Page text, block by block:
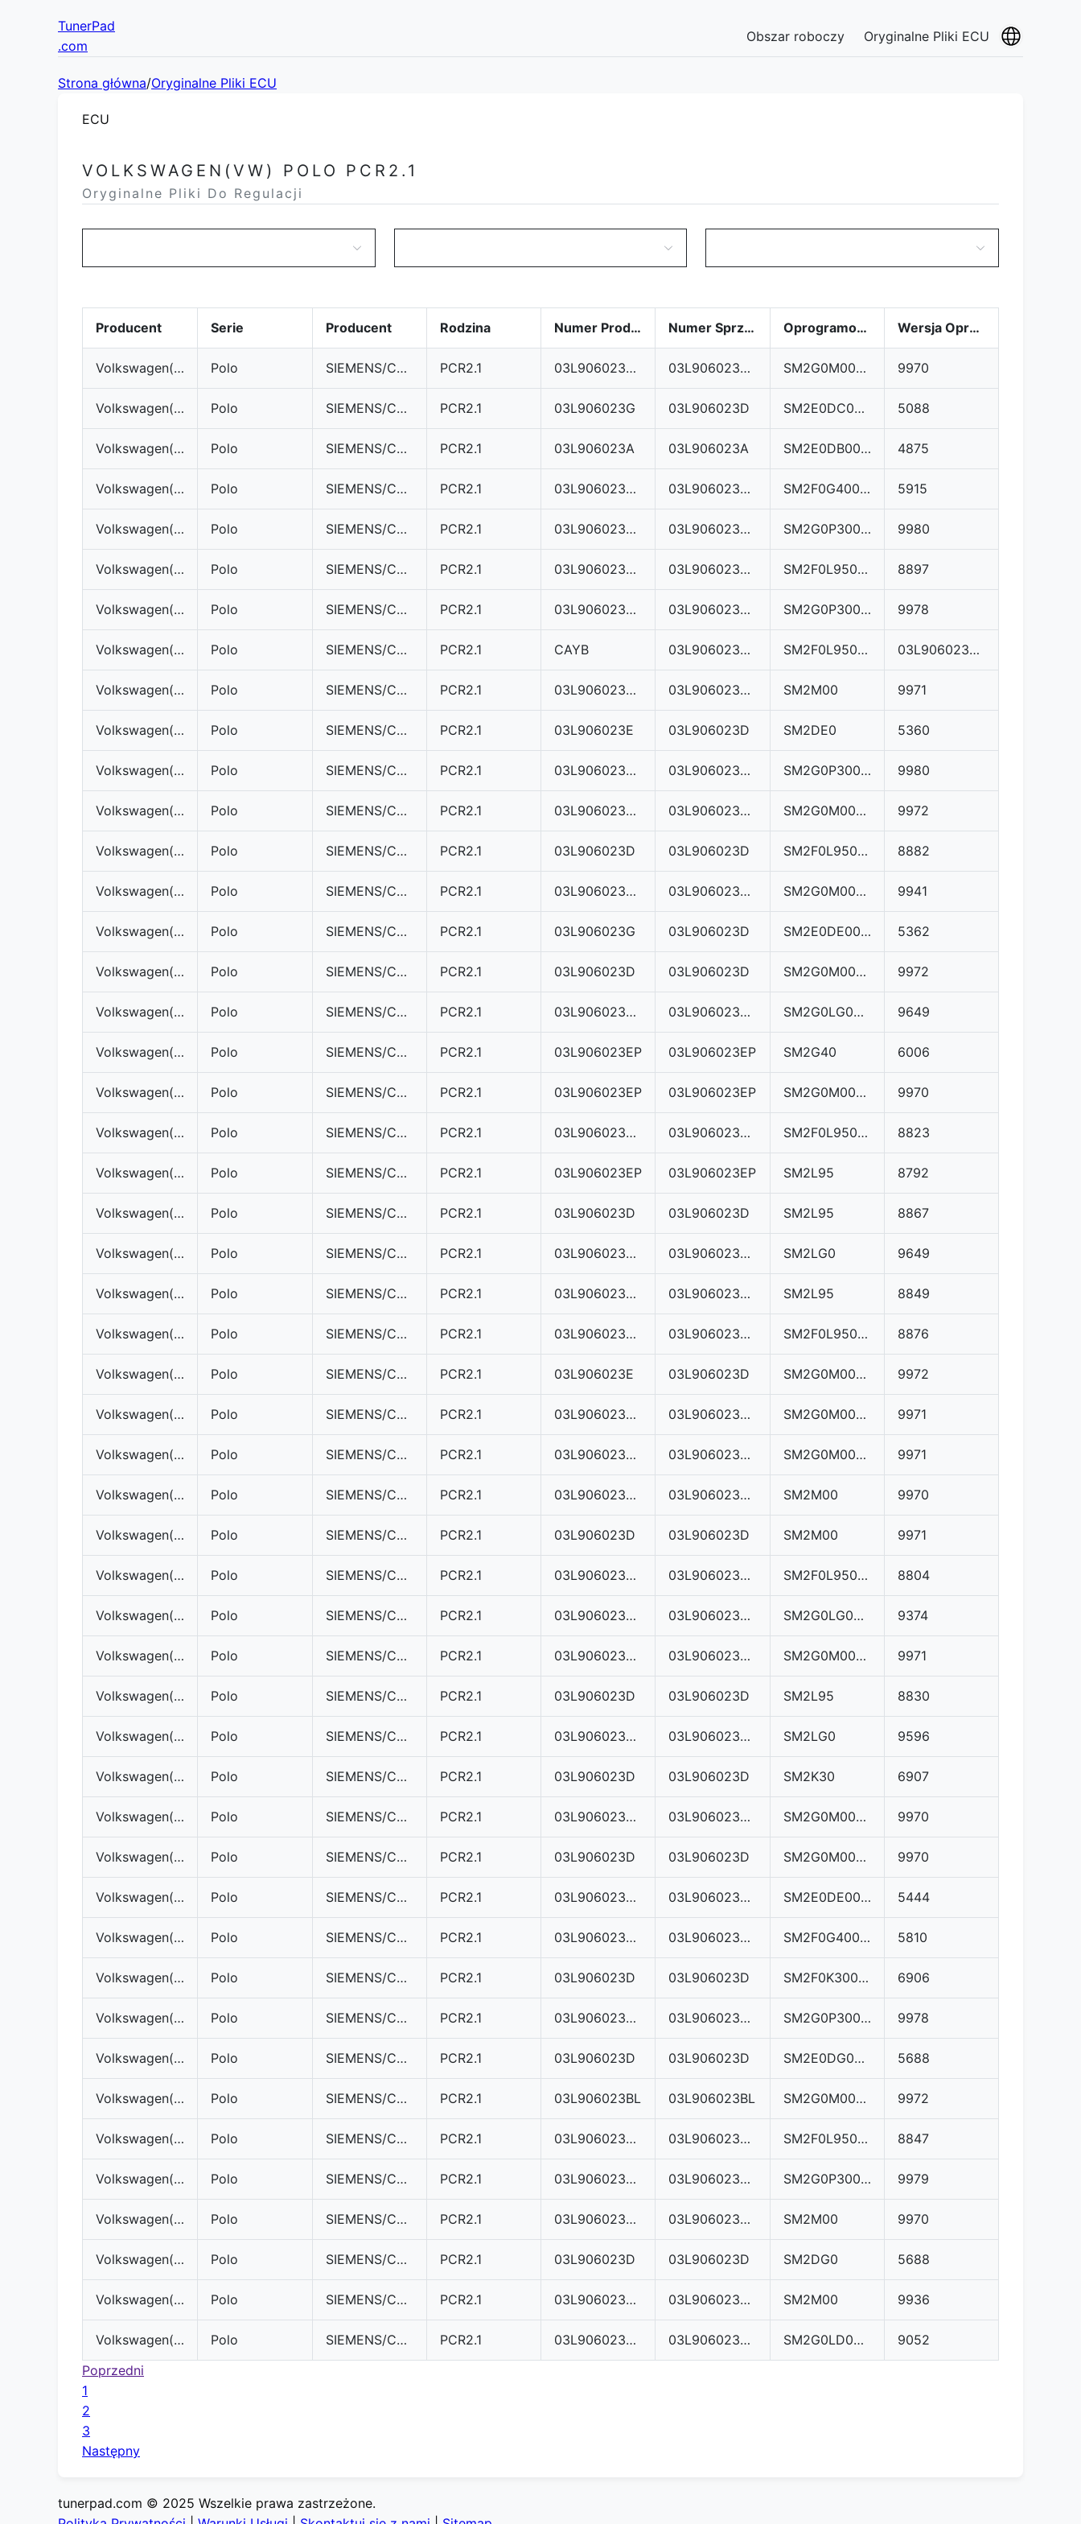
TunerPad
.com
Obszar roboczy Oryginalne Pliki ECU
Strona główna/Oryginalne Pliki ECU
ECU
VOLKSWAGEN(VW) POLO PCR2.1
Oryginalne Pliki Do Regulacji
Producent Serie Producent Rodzina Numer Produktu Numer Sprzętu Oprogramowanie Wersja Oprogramowania
Volkswagen(VW) Polo SIEMENS/CONTINENTAL PCR2.1 03L906023ME 03L906023ME SM2G0M0000000 9970
Volkswagen(VW) Polo SIEMENS/CONTINENTAL PCR2.1 03L906023G 03L906023D SM2E0DC000000 5088
Volkswagen(VW) Polo SIEMENS/CONTINENTAL PCR2.1 03L906023A 03L906023A SM2E0DB000000 4875
Volkswagen(VW) Polo SIEMENS/CONTINENTAL PCR2.1 03L906023DQ 03L906023DQ SM2F0G4000000 5915
Volkswagen(VW) Polo SIEMENS/CONTINENTAL PCR2.1 03L906023MG 03L906023MG SM2G0P3000000 9980
Volkswagen(VW) Polo SIEMENS/CONTINENTAL PCR2.1 03L906023FC 03L906023FC SM2F0L9500000 8897
Volkswagen(VW) Polo SIEMENS/CONTINENTAL PCR2.1 03L906023KD 03L906023KD SM2G0P3000000 9978
Volkswagen(VW) Polo SIEMENS/CONTINENTAL PCR2.1 CAYB 03L906023MG SM2F0L9500000 03L906023MG 8847
Volkswagen(VW) Polo SIEMENS/CONTINENTAL PCR2.1 03L906023AH 03L906023AH SM2M00 9971
Volkswagen(VW) Polo SIEMENS/CONTINENTAL PCR2.1 03L906023E 03L906023D SM2DE0 5360
Volkswagen(VW) Polo SIEMENS/CONTINENTAL PCR2.1 03L906023AH 03L906023AH SM2G0P3000000 9980
Volkswagen(VW) Polo SIEMENS/CONTINENTAL PCR2.1 03L906023KM 03L906023KM SM2G0M0000000 9972
Volkswagen(VW) Polo SIEMENS/CONTINENTAL PCR2.1 03L906023D 03L906023D SM2F0L9500000 8882
Volkswagen(VW) Polo SIEMENS/CONTINENTAL PCR2.1 03L906023MC 03L906023MC SM2G0M0000000 9941
Volkswagen(VW) Polo SIEMENS/CONTINENTAL PCR2.1 03L906023G 03L906023D SM2E0DE000000 5362
Volkswagen(VW) Polo SIEMENS/CONTINENTAL PCR2.1 03L906023D 03L906023D SM2G0M0000000 9972
Volkswagen(VW) Polo SIEMENS/CONTINENTAL PCR2.1 03L906023MA 03L906023MA SM2G0LG000000 9649
Volkswagen(VW) Polo SIEMENS/CONTINENTAL PCR2.1 03L906023EP 03L906023EP SM2G40 6006
Volkswagen(VW) Polo SIEMENS/CONTINENTAL PCR2.1 03L906023EP 03L906023EP SM2G0M0000000 9970
Volkswagen(VW) Polo SIEMENS/CONTINENTAL PCR2.1 03L906023ME 03L906023ME SM2F0L9500000 8823
Volkswagen(VW) Polo SIEMENS/CONTINENTAL PCR2.1 03L906023EP 03L906023EP SM2L95 8792
Volkswagen(VW) Polo SIEMENS/CONTINENTAL PCR2.1 03L906023D 03L906023D SM2L95 8867
Volkswagen(VW) Polo SIEMENS/CONTINENTAL PCR2.1 03L906023MA 03L906023MA SM2LG0 9649
Volkswagen(VW) Polo SIEMENS/CONTINENTAL PCR2.1 03L906023MA 03L906023MA SM2L95 8849
Volkswagen(VW) Polo SIEMENS/CONTINENTAL PCR2.1 03L906023BC 03L906023BC SM2F0L9500000 8876
Volkswagen(VW) Polo SIEMENS/CONTINENTAL PCR2.1 03L906023E 03L906023D SM2G0M0000000 9972
Volkswagen(VW) Polo SIEMENS/CONTINENTAL PCR2.1 03L906023MA 03L906023MA SM2G0M0000000 9971
Volkswagen(VW) Polo SIEMENS/CONTINENTAL PCR2.1 03L906023BC 03L906023BC SM2G0M0000000 9971
Volkswagen(VW) Polo SIEMENS/CONTINENTAL PCR2.1 03L906023ME 03L906023ME SM2M00 9970
Volkswagen(VW) Polo SIEMENS/CONTINENTAL PCR2.1 03L906023D 03L906023D SM2M00 9971
Volkswagen(VW) Polo SIEMENS/CONTINENTAL PCR2.1 03L906023BD 03L906023BD SM2F0L9500000 8804
Volkswagen(VW) Polo SIEMENS/CONTINENTAL PCR2.1 03L906023BC 03L906023BC SM2G0LG000000 9374
Volkswagen(VW) Polo SIEMENS/CONTINENTAL PCR2.1 03L906023MC 03L906023MC SM2G0M0000000 9971
Volkswagen(VW) Polo SIEMENS/CONTINENTAL PCR2.1 03L906023D 03L906023D SM2L95 8830
Volkswagen(VW) Polo SIEMENS/CONTINENTAL PCR2.1 03L906023ME 03L906023ME SM2LG0 9596
Volkswagen(VW) Polo SIEMENS/CONTINENTAL PCR2.1 03L906023D 03L906023D SM2K30 6907
Volkswagen(VW) Polo SIEMENS/CONTINENTAL PCR2.1 03L906023MA 03L906023MA SM2G0M0000000 9970
Volkswagen(VW) Polo SIEMENS/CONTINENTAL PCR2.1 03L906023D 03L906023D SM2G0M0000000 9970
Volkswagen(VW) Polo SIEMENS/CONTINENTAL PCR2.1 03L906023AH 03L906023AH SM2E0DE000000 5444
Volkswagen(VW) Polo SIEMENS/CONTINENTAL PCR2.1 03L906023GL 03L906023GL SM2F0G4000000 5810
Volkswagen(VW) Polo SIEMENS/CONTINENTAL PCR2.1 03L906023D 03L906023D SM2F0K3000000 6906
Volkswagen(VW) Polo SIEMENS/CONTINENTAL PCR2.1 03L906023MQ 03L906023MQ SM2G0P3000000 9978
Volkswagen(VW) Polo SIEMENS/CONTINENTAL PCR2.1 03L906023D 03L906023D SM2E0DG000000 5688
Volkswagen(VW) Polo SIEMENS/CONTINENTAL PCR2.1 03L906023BL 03L906023BL SM2G0M0000000 9972
Volkswagen(VW) Polo SIEMENS/CONTINENTAL PCR2.1 03L906023MG 03L906023MG SM2F0L9500000 8847
Volkswagen(VW) Polo SIEMENS/CONTINENTAL PCR2.1 03L906023LD 03L906023LD SM2G0P3000000 9979
Volkswagen(VW) Polo SIEMENS/CONTINENTAL PCR2.1 03L906023DQ 03L906023DQ SM2M00 9970
Volkswagen(VW) Polo SIEMENS/CONTINENTAL PCR2.1 03L906023D 03L906023D SM2DG0 5688
Volkswagen(VW) Polo SIEMENS/CONTINENTAL PCR2.1 03L906023MA 03L906023MA SM2M00 9936
Volkswagen(VW) Polo SIEMENS/CONTINENTAL PCR2.1 03L906023ML 03L906023ML SM2G0LD000000
9052
Poprzedni
1
2
3
Następny
tunerpad.com © 2025 Wszelkie prawa zastrzeżone.